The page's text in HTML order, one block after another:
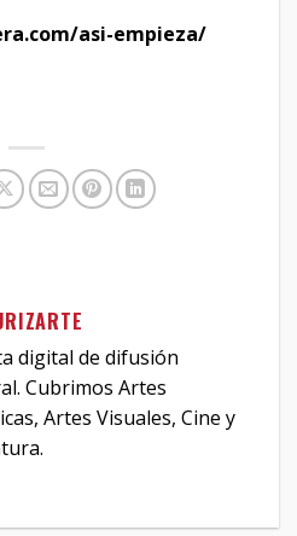
asi-empieza/
digital de difusión
Cubrimos Artes
Artes Visuales, Cine y